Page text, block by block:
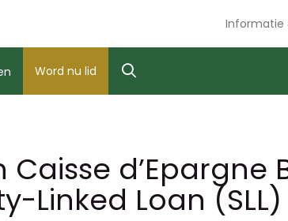
Informatie
Word nu lid
Caisse
Linked Loan (SLL)